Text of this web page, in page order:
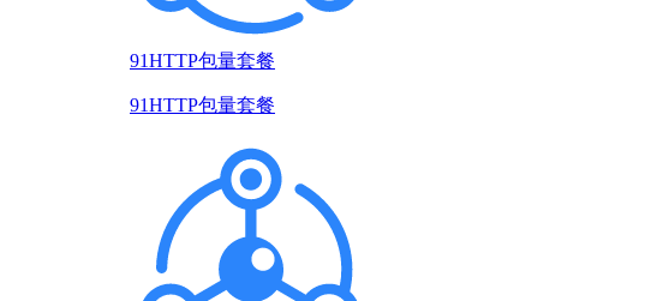
91HTTP包量套餐
91HTTP包量套餐